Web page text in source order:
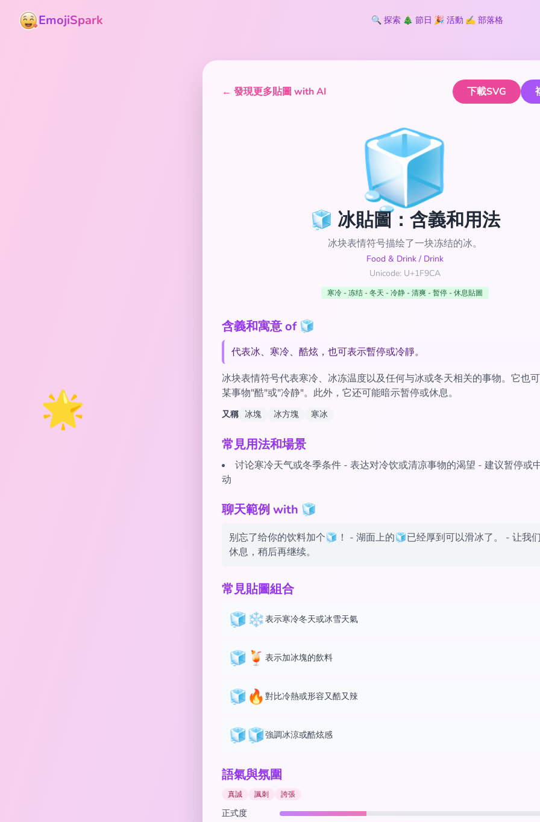
🌟
EmojiSpark 🔍 探索 🎄 節日 🎉 活動 ✍️ 部落格
← 發現更多貼圖 with AI 下載SVG
🧊
🧊 冰貼圖：含義和用法
冰块表情符号描绘了一块冻结的冰。
Food & Drink / Drink
Unicode: U+1F9CA
寒冷 - 冻结 - 冬天 - 冷静 - 清爽 - 暂停 - 休息貼圖
含義和寓意 of 🧊
代表冰、寒冷、酷炫，也可表示暫停或冷靜。
冰块表情符号代表寒冷、冰冻温度以及任何与冰或冬天相关的事物。它也
某事物"酷"或"冷静"。此外，它还可能暗示暂停或休息。
又稱 冰塊 冰方塊 寒冰
常見用法和場景
讨论寒冷天气或冬季条件 - 表达对冷饮或清凉事物的渴望 - 建议暂停或
动
聊天範例 with 🧊
别忘了给你的饮料加个🧊！ - 湖面上的🧊已经厚到可以滑冰了。 - 让我
休息，稍后再继续。
常見貼圖組合
🧊❄️表示寒冷冬天或冰雪天氣
🧊🍹 表示加冰塊的飲料
🧊🔥 對比冷熱或形容又酷又辣
🧊🧊強調冰涼或酷炫感
語氣與氛圍
真誠 諷刺 誇張
正式度